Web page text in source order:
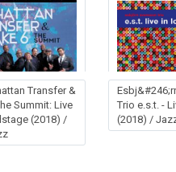
Transfer &
Summit: Live
(2018) /
Trio e.s.t. -
(2018) /